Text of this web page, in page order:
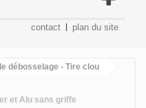
contact plan du site
débosselage - Tire clou
et Alu sans griffe